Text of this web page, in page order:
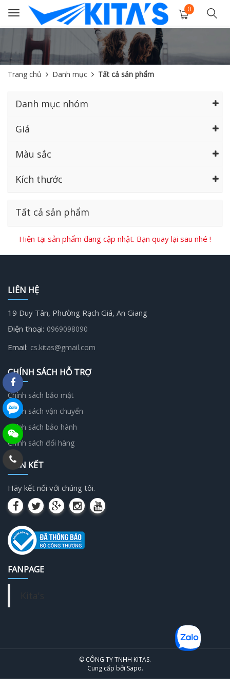
Toggle
navigation
0
Trang chủ Danh mục Tất cả sản phẩm
Danh mục nhóm
Giá
Màu sắc
Kích thước
Tất cả sản phẩm
Hiện tại sản phẩm đang cập nhật. Bạn quay lại sau nhé !
LIÊN HỆ
19 Duy Tân, Phường Rạch Giá, An Giang
Điện thoại: 0969098090
Email: cs.kitas@gmail.com
CHÍNH SÁCH HỖ TRỢ
Chính sách bảo mật
Chính sách vận chuyển
Chính sách bảo hành
Chính sách đổi hàng
LIÊN KẾT
Hãy kết nối với chúng tôi.
FANPAGE
© CÔNG TY TNHH KITAS.
Cung cấp bởi Sapo.